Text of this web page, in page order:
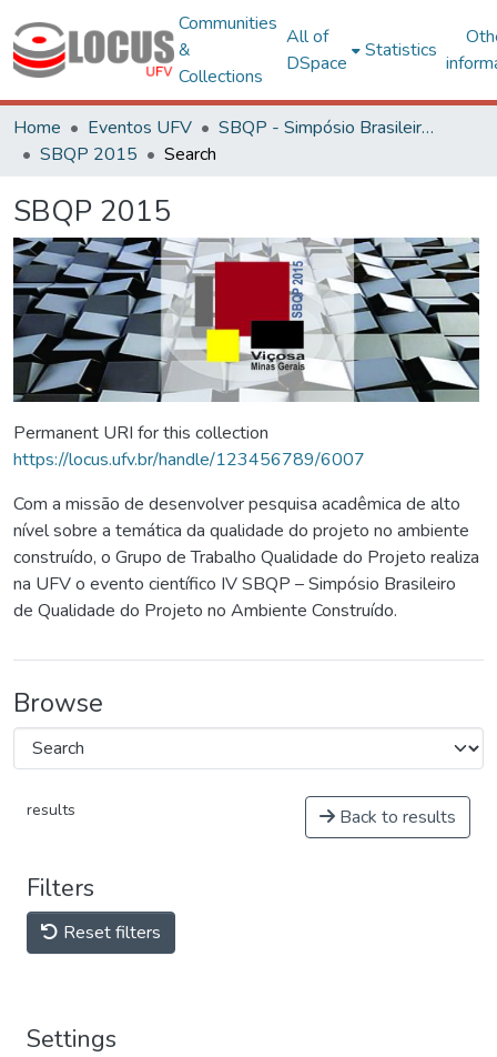
Communities
&
Collections
All of
DSpace
Statistics
Home Eventos UFV
SBQP - Simpósio Brasileiro de Qualidade do Projeto no Ambiente Construído
SBQP 2015
Search
SBQP 2015
Permanent URI for this collection
https://locus.ufv.br/handle/123456789/6007
Com a missão de desenvolver pesquisa acadêmica de alto
nível sobre a temática da qualidade do projeto no ambiente
construído, o Grupo de Trabalho Qualidade do Projeto realiza
na UFV o evento científico IV SBQP – Simpósio Brasileiro
de Qualidade do Projeto no Ambiente Construído.
Browse
results Back to results
Filters
Reset filters
Settings